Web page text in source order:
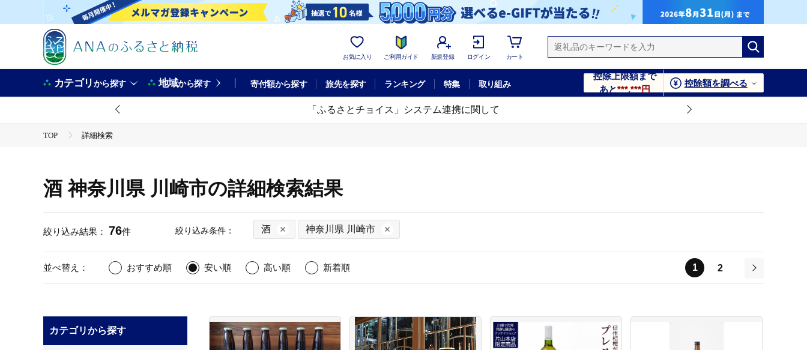
お気に入り ご利用ガイド 新規登録 ログイン カート
カテゴリから探す 地域から探す 寄付額から探す 旅先を探す ランキング 特集 取り組み
控除上限額まで
あと***,***円
控除額を調べる
「ふるさとチョイス」システム連携に関して
TOP 詳細検索
酒 神奈川県 川崎市の詳細検索結果
絞り込み結果： 76件 絞り込み条件： 酒 神奈川県 川崎市
並べ替え： おすすめ順 安い順 高い順 新着順 1
2
カテゴリから探す